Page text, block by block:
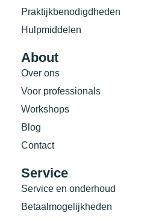
Praktijkbenodigdheden
Hulpmiddelen
About
Over ons
Voor professionals
Workshops
Blog
Contact
Service
Service en onderhoud
Betaalmogelijkheden